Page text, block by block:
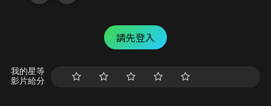
請先登入
我的星等
影片給分